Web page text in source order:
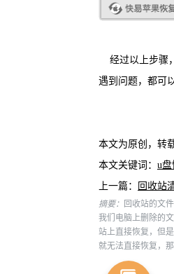
经过以上步骤
遇到问题，都可
本文为原创，转
本文关键词： u
上一篇：
回收站
摘要： 回收站的文
我们电脑上删除的
站上直接恢复，但
就无法直接恢复，那